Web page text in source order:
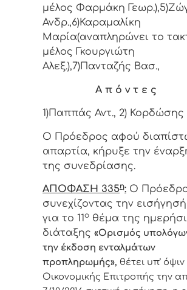
μέλος Φαρμάκη
Ανδρ.,6)Καραμαλίκη
Μαρία(αναπληρώνει το
μέλος Γκουργιώτη
Αλεξ.),7)Πανταζής Βασ.,
Α π ό ν τ ε ς
1)Παππάς Αντ., 2) Κορδώσης
Ο Πρόεδρος αφού
απαρτία, κήρυξε την
της συνεδρίασης.
ΑΠΟΦΑΣΗ 335η: Ο
συνεχίζοντας την
για το 11ο θέμα της
διάταξης «Ορισμός
την έκδοση ενταλμάτων
προπληρωμής», θέτει υπ’
Οικονομικής Επιτροπής την